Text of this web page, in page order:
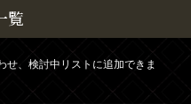
覧
せ、検討中リストに追加できま